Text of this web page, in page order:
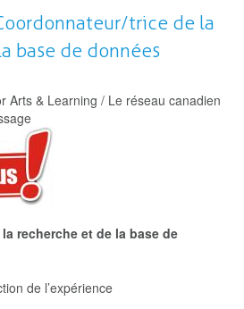
trice de la
base de données
Arts & Learning / Le réseau canadien
recherche et de la base de
de l’expérience